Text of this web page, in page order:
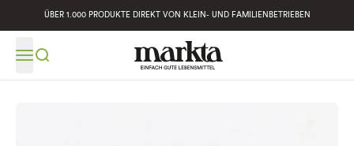
ÜBER 1.000 PRODUKTE DIREKT VON KLEIN- UND FAMILIENBETRIEBEN